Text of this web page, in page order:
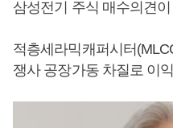
삼성전기 주식 매수의견
적층세라믹캐퍼시터
쟁사 공장가동 차질로 이